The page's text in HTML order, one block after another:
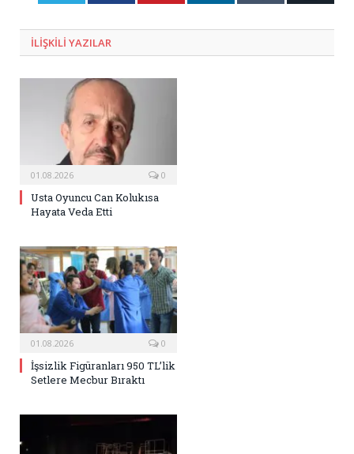
ILIŞKILI YAZILAR
01.08.2026 0
Usta Oyuncu Can Kolukısa
Hayata Veda Etti
01.08.2026 0
İşsizlik Figüranları 950 TL’lik
Setlere Mecbur Bıraktı